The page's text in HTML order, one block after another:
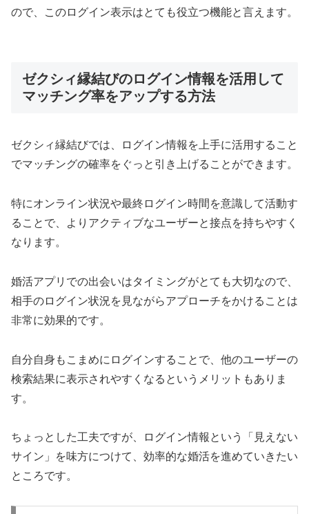
ので、このログイン表示はとても役立つ機能と言えます。
ゼクシィ縁結びのログイン情報を活用して
マッチング率をアップする方法
ゼクシィ縁結びでは、ログイン情報を上手に活用すること
でマッチングの確率をぐっと引き上げることができます。
特にオンライン状況や最終ログイン時間を意識して活動す
ることで、よりアクティブなユーザーと接点を持ちやすく
なります。
婚活アプリでの出会いはタイミングがとても大切なので、
相手のログイン状況を見ながらアプローチをかけることは
非常に効果的です。
自分自身もこまめにログインすることで、他のユーザーの
検索結果に表示されやすくなるというメリットもありま
す。
ちょっとした工夫ですが、ログイン情報という「見えない
サイン」を味方につけて、効率的な婚活を進めていきたい
ところです。